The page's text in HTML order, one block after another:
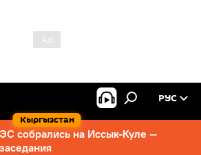
Кыргызстан
РУС
собрались на Иссык-Куле —